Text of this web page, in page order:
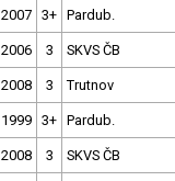
2007 3+ Pardub.
2006 3 SKVS ČB
2008 3 Trutnov
1999 3+ Pardub.
2008 3 SKVS ČB